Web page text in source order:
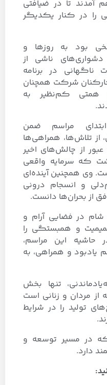
آمدند تا در ضیافتی
را در کنار یکدیگر
بود به روزها و
ناشی از
ناگهانی در برنامه
شرکت هم­چنان
همتی کم‌نظیر به
مراسم ضمن
تلاش‌ها، همراهی‌ها
از چالش‌های اخیر
که سرمایه واقعی
وی هم­چنین آینده‌ای
و انسجام درونی
از بحران‌ها دانست.
شام در فضایی آرام و
و همبستگی را
حاشیه این مراسم،
یادبود و همراهی، به
تنها بخش
مردان و زنانی است
تولید را در شرایط
در مسیر توسعه و
دارد.